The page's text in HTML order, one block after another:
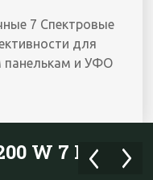
7 Спектровые
для
панелькам и УФО
W 7 BS